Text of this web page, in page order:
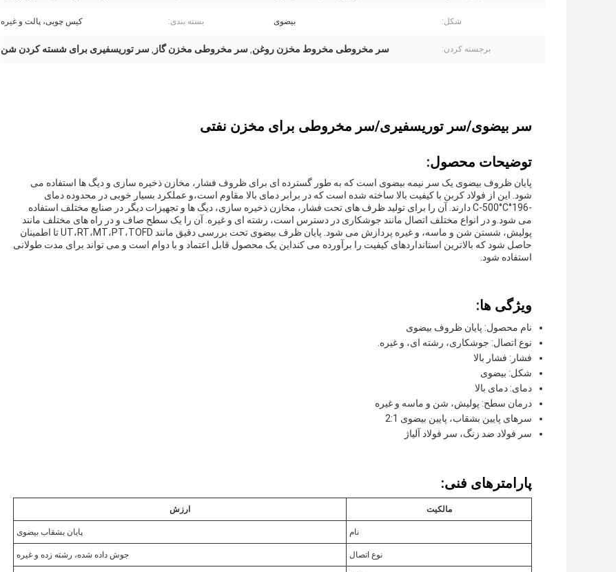
شکل: بیضوی بسته بندی: کیس چوبی، پالت و غیره
برجسته کردن: سر مخروطی مخروط مخزن روغن, سر مخروطی مخزن گاز , سر توریسفیری برای شسته کردن شن
سر بیضوی/سر توریسفیری/سر مخروطی برای مخزن نفتی
توضیحات محصول:
پایان ظروف بیضوی یک سر نیمه بیضوی است که به طور گسترده ای برای ظروف فشار، مخازن ذخیره سازی و دیگ ها استفاده می
شود. این از فولاد کربن با کیفیت بالا ساخته شده است که در برابر دمای بالا مقاوم است،و عملکرد بسیار خوبی در محدوده دمای
-196°C-500°C دارند. آن را برای تولید ظرف های تحت فشار، مخازن ذخیره سازی، دیگ ها و تجهیزات دیگر در صنایع مختلف استفاده
می شود.و در انواع مختلف اتصال مانند جوشکاری در دسترس است، رشته ای و غیره. آن را یک سطح صاف و در راه های مختلف مانند
پولیش، شستن شن و ماسه، و غیره پردازش می شود. پایان ظرف بیضوی تحت بررسی دقیق مانند UT،RT،MT،PT،TOFD تا اطمینان
حاصل شود که بالاترین استانداردهای کیفیت را برآورده می کنداین یک محصول قابل اعتماد و با دوام است و می تواند برای مدت طولانی
استفاده شود.
ویژگی ها:
نام محصول: پایان ظروف بیضوی
نوع اتصال: جوشکاری، رشته ای، و غیره.
فشار: فشار بالا
شکل: بیضوی
دمای: دمای بالا
درمان سطح: پولیش، شن و ماسه و غیره
سرهای پایین بشقاب، پایین بیضوی 2:1
سر فولاد ضد زنگ، سر فولاد آلیاژ
پارامترهای فنی:
مالکیت ارزش
نام پایان بشقاب بیضوی
نوع اتصال جوش داده شده، رشته زده و غیره